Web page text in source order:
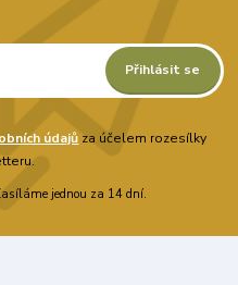
Přihlásit se
údajů za účelem rozesílky
jednou za 14 dní.